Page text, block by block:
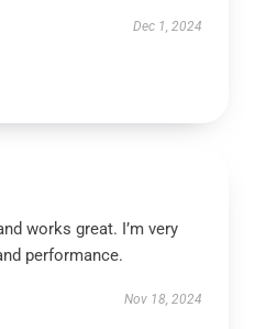
Dec 1, 2024
works great. I’m very
performance.
Nov 18, 2024